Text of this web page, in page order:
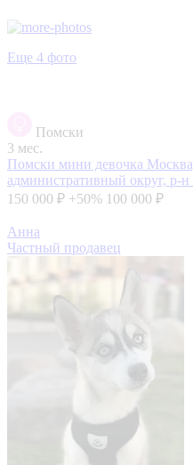
Еще 4 фото
Помски
3 мес.
Помски мини девочка
административный округ, р-
150 000 ₽ +50% 100 000 ₽
Анна
Частный продавец